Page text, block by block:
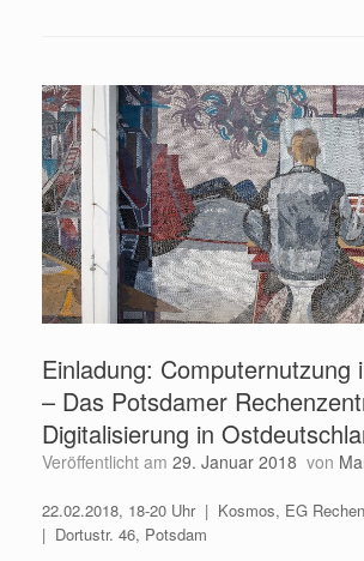
Einladung: Computernutzung
– Das Potsdamer
Digitalisierung in
Veröffentlicht am 29. Januar 2018 von
22.02.2018, 18-20 Uhr | Kosmos, EG
| Dortustr. 46, Potsdam